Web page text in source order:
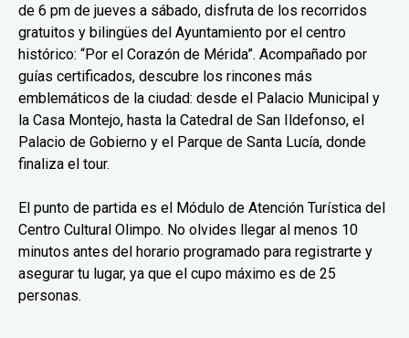
de 6 pm de jueves a sábado, disfruta de los recorridos
gratuitos y bilingües del Ayuntamiento por el centro
histórico: “Por el Corazón de Mérida”. Acompañado por
guías certificados, descubre los rincones más
emblemáticos de la ciudad: desde el Palacio Municipal y
la Casa Montejo, hasta la Catedral de San Ildefonso, el
Palacio de Gobierno y el Parque de Santa Lucía, donde
finaliza el tour.
El punto de partida es el Módulo de Atención Turística del
Centro Cultural Olimpo. No olvides llegar al menos 10
minutos antes del horario programado para registrarte y
asegurar tu lugar, ya que el cupo máximo es de 25
personas.